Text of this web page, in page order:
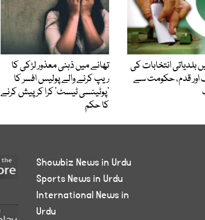
بلدیاتی انتخابات کی
اور قدم، حکومت سے
تھانے میں ذہنی معذور لڑکی کا
ریپ کرنے والے پولیس افسر کا
’پوٹینسی ٹیسٹ‘ کرا کر پیش کرنے
کا حکم
Showbiz News in Urdu
Sports News in Urdu
International News in
Urdu